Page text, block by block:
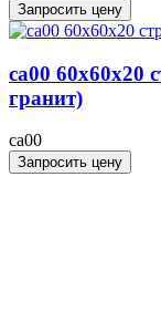
Запросить цену
ca00 60x60x20
гранит)
ca00
Запросить цену